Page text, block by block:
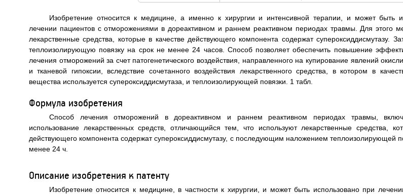
Изобретение относится к медицине, а именно к хирургии и интенсивной терапии, и может быть
лечении пациентов с отморожениями в дореактивном и раннем реактивном периодах травмы. Для этого
лекарственные средства, которые в качестве действующего компонента содержат супероксиддисмутазу.
теплоизолирующую повязку на срок не менее 24 часов. Способ позволяет обеспечить повышение
лечения отморожений за счет патогенетического воздействия, направленного на купирование явлений
и тканевой гипоксии, вследствие сочетанного воздействия лекарственного средства, в котором в
вещества используется супероксиддисмутаза, и теплоизолирующей повязки. 1 табл.
Формула изобретения
Способ лечения отморожений в дореактивном и раннем реактивном периодах травмы,
использование лекарственных средств, отличающийся тем, что используют лекарственные средства,
действующего компонента содержат супероксиддисмутазу, с последующим наложением теплоизолирующей
менее 24 ч.
Описание изобретения к патенту
Изобретение относится к медицине, в частности к хирургии, и может быть использовано при